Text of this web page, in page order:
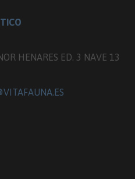
HENARES ED. 3 NAVE 13